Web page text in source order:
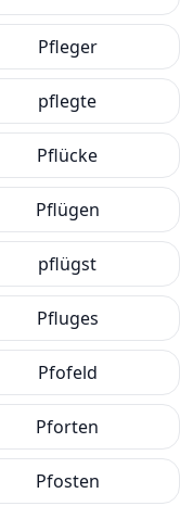
Pfleger
pflegte
Pflücke
Pflügen
pflügst
Pfluges
Pfofeld
Pforten
Pfosten